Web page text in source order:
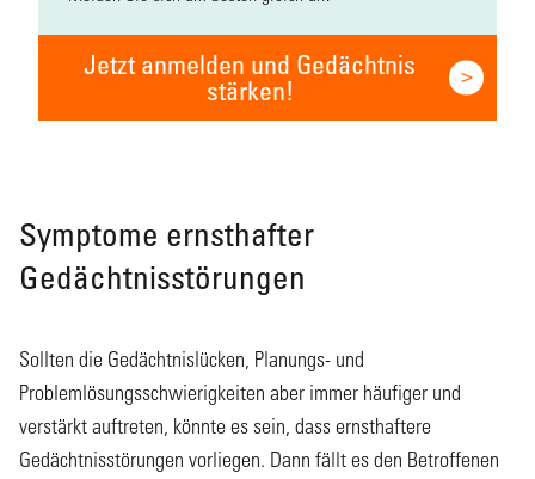
Jetzt anmelden und Gedächtnis
stärken!
Symptome ernsthafter
Gedächtnisstörungen
Sollten die Gedächtnislücken, Planungs- und
Problemlösungsschwierigkeiten aber immer häufiger und
verstärkt auftreten, könnte es sein, dass ernsthaftere
Gedächtnisstörungen vorliegen. Dann fällt es den Betroffenen